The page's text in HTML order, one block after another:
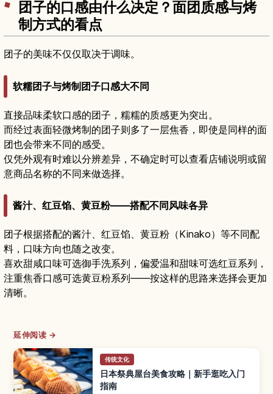
团子的口感由什么决定？面团质感与烤
制方式的看点
团子的美味不仅仅取决于调味。
软糯团子与烤制团子口感大不同
直接品味柔软口感的团子，糯糯的质感更为突出。
而经过表面轻微烤制的团子则多了一层焦香，即使是同样的面
团也会带来不同的感受。
仅凭外观有时难以分辨差异，不确定时可以查看店铺说明或留
意商品名称的不同来做选择。
酱汁、红豆馅、黄豆粉——搭配不同风味各异
团子根据搭配的酱汁、红豆馅、黄豆粉（Kinako）等不同配
料，口味方向也随之改变。
喜欢甜咸口味可选御手洗系列，偏爱温和甜味可选红豆系列，
注重焦香口感可选黄豆粉系列——按这样的思路来选择会更加
清晰。
延伸阅读 →
传统文化
日本祭典屋台美食攻略｜新手逛吃入门
指南